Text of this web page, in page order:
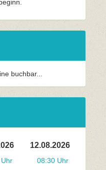
buchbar...
12.08.2026
08:30 Uhr